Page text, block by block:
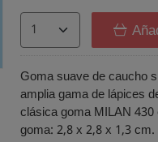
Goma suave de caucho
amplia gama de lápices
clásica goma MILAN
goma: 2,8 x 2,8 x 1,3 cm.